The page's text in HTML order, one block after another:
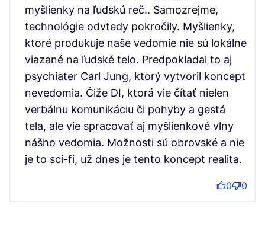
myšlienky na ľudskú reč.. Samozrejme,
technológie odvtedy pokročily. Myšlienky,
ktoré produkuje naše vedomie nie sú lokálne
viazané na ľudské telo. Predpokladal to aj
psychiater Carl Jung, ktorý vytvoril koncept
nevedomia. Čiže DI, ktorá vie čítať nielen
verbálnu komunikáciu či pohyby a gestá
tela, ale vie spracovať aj myšlienkové vlny
nášho vedomia. Možnosti sú obrovské a nie
je to sci-fi, už dnes je tento koncept realita.
0 0